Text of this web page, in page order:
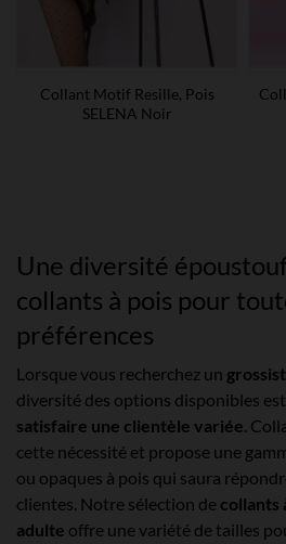
Collant Motif Resille, Pois
SELENA Noir
Une diversité
collants à pois pour
préférences
Lorsque vous recherchez un
diversité des options disponibles
satisfaire une clientèle variée.
cette nécessité et propose une
ou opaques à pois qui saura
clientes. Notre sélection de collants
adulte offre une variété de tailles